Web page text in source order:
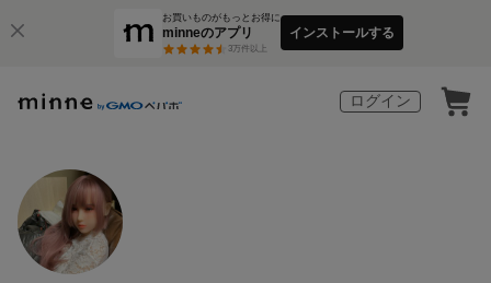
お買いものがもっとお得に
minneのアプリ
3万件以上
インストールする
ログイン